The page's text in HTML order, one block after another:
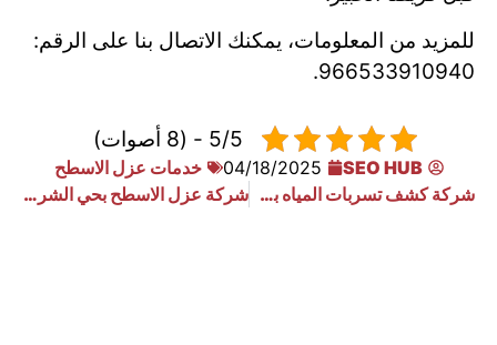
للمزيد من المعلومات، يمكنك الاتصال بنا على الرقم:
966533910940.
5/5 - (8 أصوات)
SEO HUB
04/18/2025
خدمات عزل الاسطح
شركة كشف تسربات المياه بحي الفوطه
شركة عزل الاسطح بحي الشرقيه